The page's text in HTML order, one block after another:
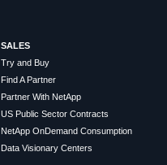
SALES
Try and Buy
Find A Partner
Partner With NetApp
US Public Sector Contracts
NetApp OnDemand Consumption
Data Visionary Centers